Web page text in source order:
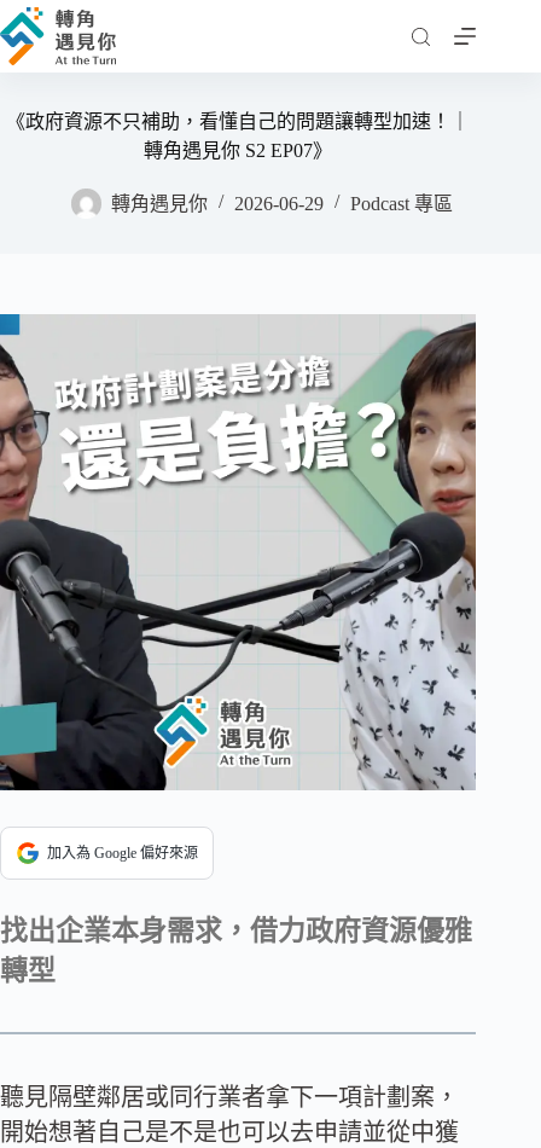
跳
至
內《政府資源不只補助，看懂自己的問題讓轉型加速！｜
轉角遇見你 S2 EP07》
轉角遇見你 2026-06-29 Podcast 專區
加入為 Google 偏好來源
找出企業本身需求，借力政府資源優雅
轉型
聽見隔壁鄰居或同行業者拿下一項計劃案，
開始想著自己是不是也可以去申請並從中獲